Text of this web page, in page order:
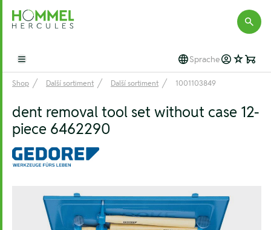
Hommel Hercules
Open main menu Sprache
Shop Další sortiment Další sortiment 1001103849
dent removal tool set without case 12-
piece 6462290